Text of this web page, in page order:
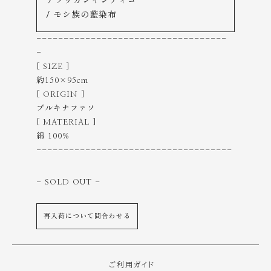
/ モシ族の藍染布
-----------------------------------
-
[ SIZE ]
約150×95cm
[ ORIGIN ]
ブルキナファソ
[ MATERIAL ]
綿 100%
------------------------------------
- SOLD OUT -
再入荷について問合わせる
ご利用ガイド